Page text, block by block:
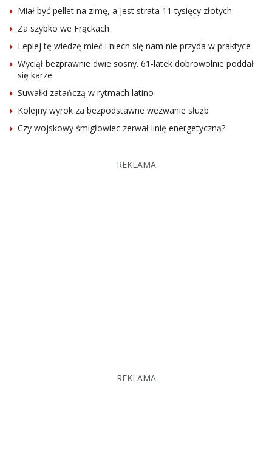
Miał być pellet na zimę, a jest strata 11 tysięcy złotych
Za szybko we Frąckach
Lepiej tę wiedzę mieć i niech się nam nie przyda w praktyce
Wyciął bezprawnie dwie sosny. 61-latek dobrowolnie poddał
się karze
Suwałki zatańczą w rytmach latino
Kolejny wyrok za bezpodstawne wezwanie służb
Czy wojskowy śmigłowiec zerwał linię energetyczną?
REKLAMA
REKLAMA